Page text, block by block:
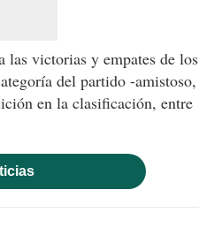
las victorias y empates de los
del partido -amistoso,
en la clasificación, entre